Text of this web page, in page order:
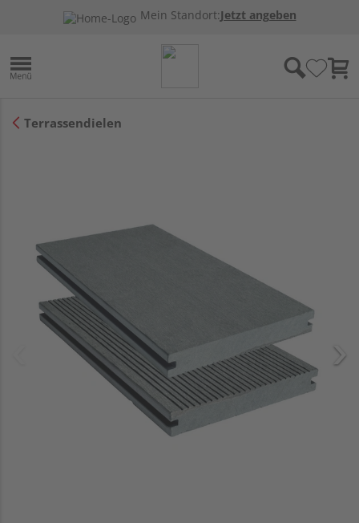
Mein Standort:Jetzt angeben
Terrassendielen